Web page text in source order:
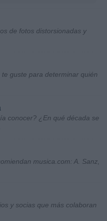
de fotos distorsionadas y
guste para determinar quién
conocer? ¿En qué década se
musica.com: A. Sanz,
y socias que más colaboran